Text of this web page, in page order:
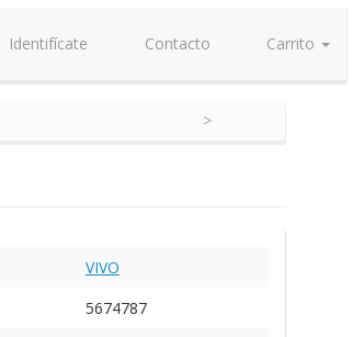
Identifícate Contacto Carrito
VIVO
5674787